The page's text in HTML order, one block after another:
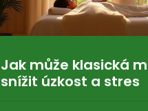
Jak může klasická
snížit úzkost a stres